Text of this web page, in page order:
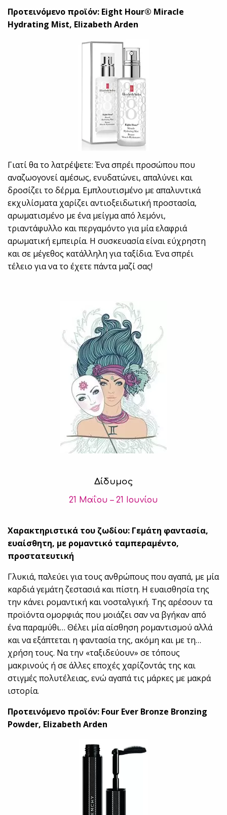
Προτεινόμενο προϊόν: Eight Hour® Miracle
Hydrating Mist, Elizabeth Arden
Γιατί θα το λατρέψετε: Ένα σπρέι προσώπου που
αναζωογονεί αμέσως, ενυδατώνει, απαλύνει και
δροσίζει το δέρμα. Εμπλουτισμένο με απαλυντικά
εκχυλίσματα χαρίζει αντιοξειδωτική προστασία,
αρωματισμένο με ένα μείγμα από λεμόνι,
τριαντάφυλλο και περγαμόντο για μία ελαφριά
αρωματική εμπειρία. Η συσκευασία είναι εύχρηστη
και σε μέγεθος κατάλληλη για ταξίδια. Ένα σπρέι
τέλειο για να το έχετε πάντα μαζί σας!
Δίδυμος
21 Μαΐου – 21 Ιουνίου
Χαρακτηριστικά του ζωδίου: Γεμάτη φαντασία,
ευαίσθητη, με ρομαντικό ταμπεραμέντο,
προστατευτική
Γλυκιά, παλεύει για τους ανθρώπους που αγαπά, με μία
καρδιά γεμάτη ζεστασιά και πίστη. Η ευαισθησία της
την κάνει ρομαντική και νοσταλγική. Της αρέσουν τα
προϊόντα ομορφιάς που μοιάζει σαν να βγήκαν από
ένα παραμύθι… Θέλει μία αίσθηση ρομαντισμού αλλά
και να εξάπτεται η φαντασία της, ακόμη και με τη…
χρήση τους. Να την «ταξιδεύουν» σε τόπους
μακρινούς ή σε άλλες εποχές χαρίζοντάς της και
στιγμές πολυτέλειας, ενώ αγαπά τις μάρκες με μακρά
ιστορία.
Προτεινόμενο προϊόν: Four Ever Bronze Bronzing
Powder, Elizabeth Arden